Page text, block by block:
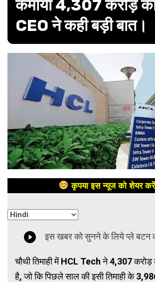
कमाया 4,307 करोड़
CEO ने कही बड़ी बात।
कृपया इस न्यूज को शेयर करें
चौथी तिमाही में HCL Tech ने 4,307 करोड़
है, जो कि पिछले साल की इसी तिमाही के